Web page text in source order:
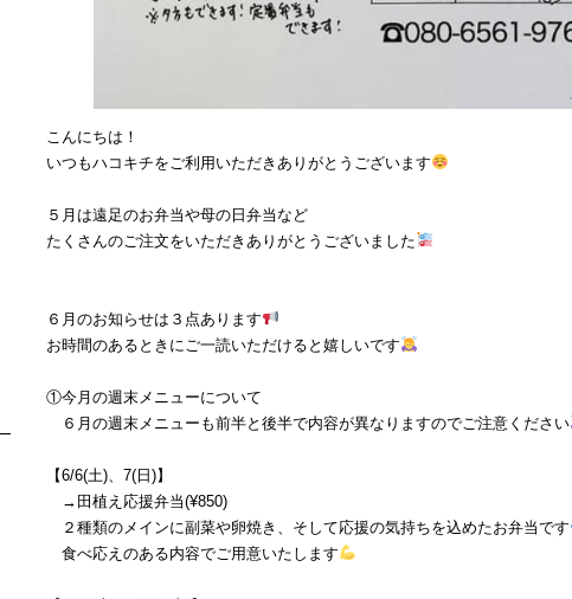
こんにちは！
いつもハコキチをご利用いただきありがとうございます
５月は遠足のお弁当や母の日弁当など
たくさんのご注文をいただきありがとうございました
６月のお知らせは３点あります
お時間のあるときにご一読いただけると嬉しいです
①今月の週末メニューについて
６月の週末メニューも前半と後半で内容が異なりますのでご注意ください
【6/6(土)、7(日)】
→田植え応援弁当(¥850)
２種類のメインに副菜や卵焼き、そして応援の気持ちを込めたお弁当です
食べ応えのある内容でご用意いたします